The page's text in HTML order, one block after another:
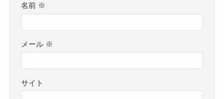
名前 ※
メール ※
サイト